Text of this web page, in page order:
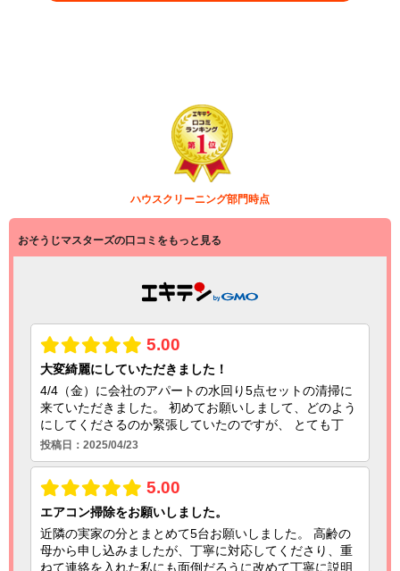
ハウスクリーニング部門時点
おそうじマスターズの口コミをもっと見る